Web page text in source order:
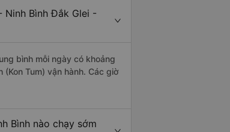
Ninh Bình Đắk Glei -
bình mỗi ngày có khoảng
Tum) vận hành. Các giờ
Bình nào chạy sớm